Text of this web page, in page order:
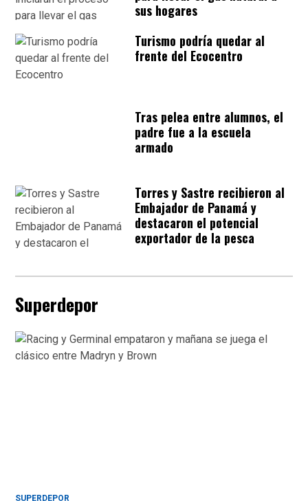
sus hogares
Turismo podría quedar al
frente del Ecocentro
Tras pelea entre alumnos, el
padre fue a la escuela
armado
Torres y Sastre recibieron al
Embajador de Panamá y
destacaron el potencial
exportador de la pesca
Superdepor
SUPERDEPOR